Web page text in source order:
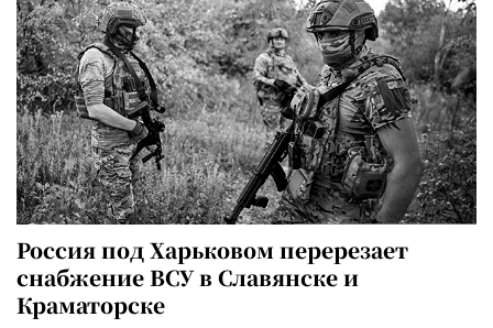
Россия под Харьковом перерезает
снабжение ВСУ в Славянске и
Краматорске